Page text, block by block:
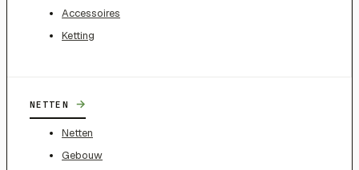
Accessoires
Ketting
NETTEN →
Netten
Gebouw